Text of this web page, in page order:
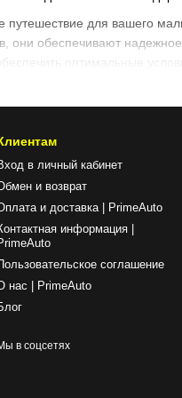
для вашего
они обеспечивают
оптимальные
и чистоту,
обеспечить
срок и сохраняет
предотвратить его
пару минут; легко
в личный кабинет
и возврат
и доставка | PrimeAuto
информация |
соглашение
нас | PrimeAuto
в соцсетях